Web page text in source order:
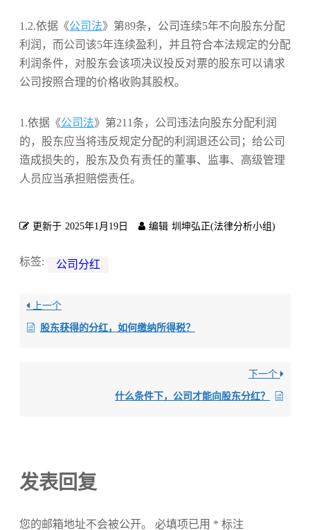
1.2.依据《公司法》第89条，公司连续5年不向股东分配
利润，而公司该5年连续盈利，并且符合本法规定的分配
利润条件，对股东会该项决议投反对票的股东可以请求
公司按照合理的价格收购其股权。
1.依据《公司法》第211条，公司违法向股东分配利润
的，股东应当将违反规定分配的利润退还公司；给公司
造成损失的，股东及负有责任的董事、监事、高级管理
人员应当承担赔偿责任。
更新于 2025年1月19日 编辑 圳坤弘正(法律分析小组)
标签: 公司分红
上一个
股东获得的分红，如何缴纳所得税？
下一个
什么条件下，公司才能向股东分红？
发表回复
您的邮箱地址不会被公开。 必填项已用 * 标注